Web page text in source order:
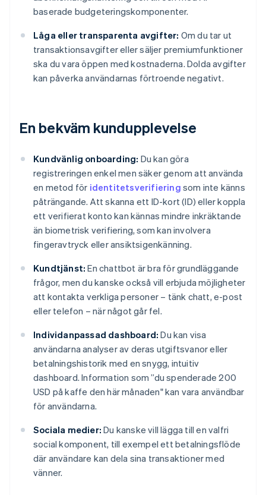
baserade budgeteringskomponenter.
Låga eller transparenta avgifter: Om du tar ut
transaktionsavgifter eller säljer premiumfunktioner
ska du vara öppen med kostnaderna. Dolda avgifter
kan påverka användarnas förtroende negativt.
En bekväm kundupplevelse
Kundvänlig onboarding: Du kan göra
registreringen enkel men säker genom att använda
en metod för identitetsverifiering som inte känns
påträngande. Att skanna ett ID-kort (ID) eller koppla
ett verifierat konto kan kännas mindre inkräktande
än biometrisk verifiering, som kan involvera
fingeravtryck eller ansiktsigenkänning.
Kundtjänst: En chattbot är bra för grundläggande
frågor, men du kanske också vill erbjuda möjligheter
att kontakta verkliga personer – tänk chatt, e-post
eller telefon – när något går fel.
Individanpassad dashboard: Du kan visa
användarna analyser av deras utgiftsvanor eller
betalningshistorik med en snygg, intuitiv
dashboard. Information som ”du spenderade 200
USD på kaffe den här månaden" kan vara användbar
för användarna.
Sociala medier: Du kanske vill lägga till en valfri
social komponent, till exempel ett betalningsflöde
där användare kan dela sina transaktioner med
vänner.